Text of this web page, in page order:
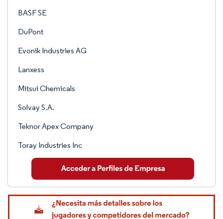
BASF SE
DuPont
Evonik Industries AG
Lanxess
Mitsui Chemicals
Solvay S.A.
Teknor Apex Company
Toray Industries Inc